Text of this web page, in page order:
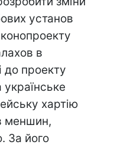
установ
в
до проекту
хартію
меншин,
За його